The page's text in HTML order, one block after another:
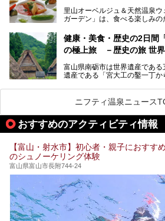
ートしたいと思います。
里山オーベルジュ＆天然温泉
ガーデン」は、食べる楽しみの
月、水はフレンチ、火、木は和
とディナーで味わえます。オ
す。
そんな「桜ヶ池クアガーデン
たのでじっくりご紹介します！
健康・美食・歴史の2日間
の極上旅 －歴史の旅 世界
富山県南砺市は世界遺産であ
遺産である「宮大工の鑿一丁か
小京都・城端と、とても魅力
ります。
城端の郊外に建つ里山オーベ
「桜ヶ池クアガーデン」に泊ま
てみませんか？
ニフティ温泉ニュース
おすすめのアクティビティ情報
【富山・射水市】初心者・親子におすす
のシュノーケリング体験
富山県富山市長附744-24